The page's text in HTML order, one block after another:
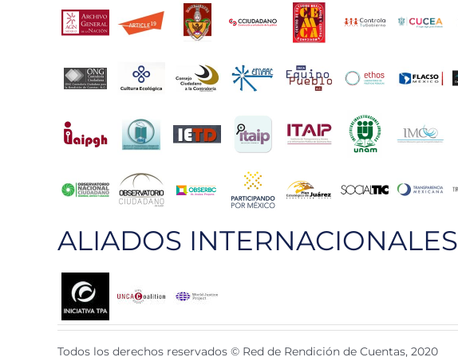
ALIADOS INTERNACIONALES
Todos los derechos reservados © Red de Rendición de Cuentas, 2020